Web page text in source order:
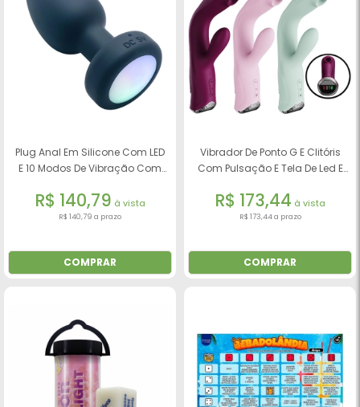
Plug Anal Em Silicone Com LED
E 10 Modos De Vibração Com
R$ 140,79 à vista
R$ 140,79 a prazo
COMPRAR
Vibrador De Ponto G E Clitóris
Com Pulsação E Tela De Led E
R$ 173,44 à vista
R$ 173,44 a prazo
COMPRAR